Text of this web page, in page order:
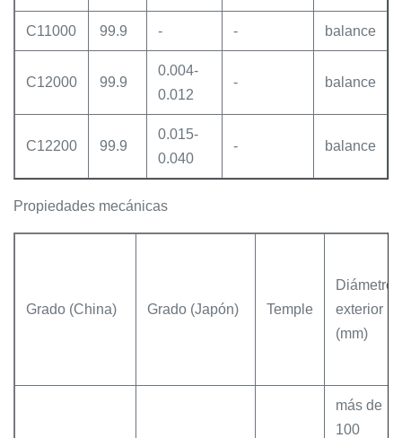
C11000 99.9 - - balance
C12000 99.9
0.004-
0.012
- balance
C12200 99.9
0.015-
0.040
- balance
Propiedades mecánicas
Grado (China) Grado (Japón) Temple
Diámetro
exterior
(mm)
más de
100